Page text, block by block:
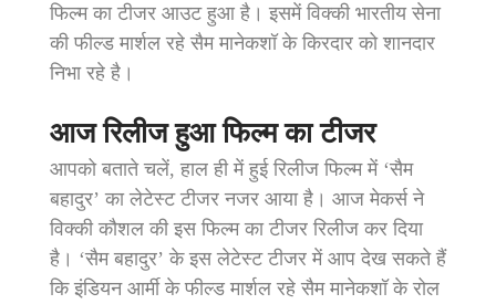
फिल्म का टीजर आउट हुआ है। इसमें विक्की भारतीय सेना
की फील्ड मार्शल रहे सैम मानेकशॉ के किरदार को शानदार
निभा रहे है।
आज रिलीज हुआ फिल्म का टीजर
आपको बताते चलें, हाल ही में हुई रिलीज फिल्म में ‘सैम
बहादुर’ का लेटेस्ट टीजर नजर आया है। आज मेकर्स ने
विक्की कौशल की इस फिल्म का टीजर रिलीज कर दिया
है। ‘सैम बहादुर’ के इस लेटेस्ट टीजर में आप देख सकते हैं
कि इंडियन आर्मी के फील्ड मार्शल रहे सैम मानेकशॉ के रोल